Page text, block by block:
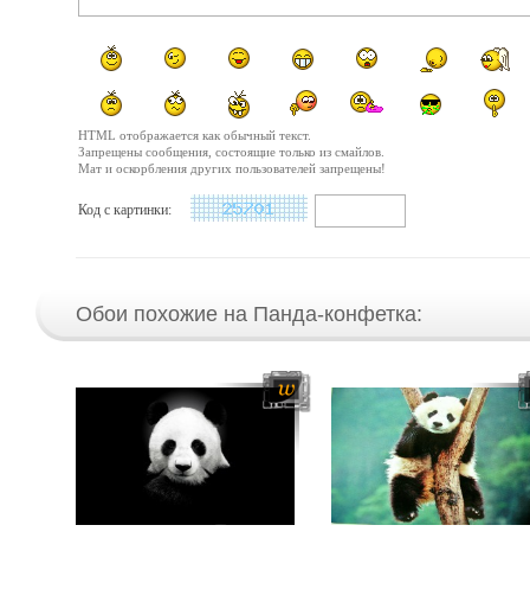
HTML отображается как обычный текст.
Запрещены сообщения, состоящие только из смайлов.
Мат и оскорбления других пользователей запрещены!
Код с картинки:
Обои похожие на Панда-конфетка: